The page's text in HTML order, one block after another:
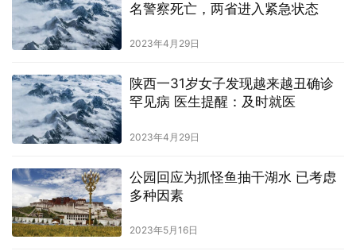
名警察死亡，两省进入紧急状态
2023年4月29日
陕西一31岁女子发现越来越丑确诊
罕见病 医生提醒：及时就医
2023年4月29日
公园回应为抓怪鱼抽干湖水 已考虑
多种因素
2023年5月16日